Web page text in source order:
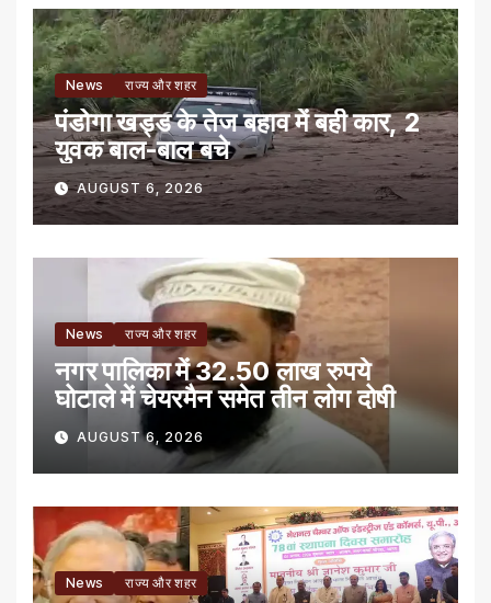
News राज्य और शहर
पंडोगा खड्ड के तेज बहाव में बही कार, 2
युवक बाल-बाल बचे
AUGUST 6, 2026
News राज्य और शहर
नगर पालिका में 32.50 लाख रुपये
घोटाले में चेयरमैन समेत तीन लोग दोषी
AUGUST 6, 2026
News राज्य और शहर